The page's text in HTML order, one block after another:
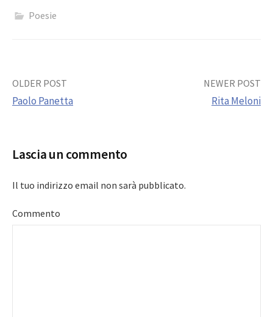
Poesie
Post
OLDER POST
Paolo Panetta
NEWER POST
Rita Meloni
Lascia un commento
Il tuo indirizzo email non sarà pubblicato.
Commento